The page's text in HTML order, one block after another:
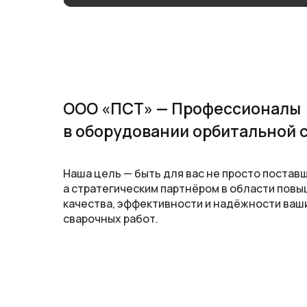
Наша цель — быть для вас не просто
а стратегическим партнёром в области
качества, эффективности и надёжности
сварочных работ.
ООО «ПСТ» — Профессионалы
в оборудовании орбитальной